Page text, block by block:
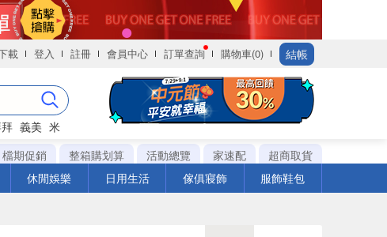
載 登入 註冊 會員中心 訂單查詢 購物車(0) 結帳
義美 米
檔期促銷 整箱購划算 活動總覽 家速配
超商取貨
休閒娛樂 日用生活 傢俱寢飾 服飾鞋包